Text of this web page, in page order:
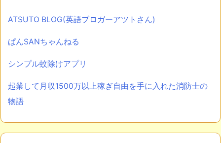
ATSUTO BLOG(英語ブロガーアツトさん)
ぱんSANちゃんねる
シンプル蚊除けアプリ
起業して月収1500万以上稼ぎ自由を手に入れた消防士の
物語